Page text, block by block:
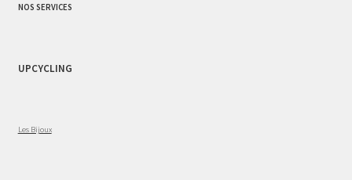
NOS SERVICES
UPCYCLING
Les Bijoux